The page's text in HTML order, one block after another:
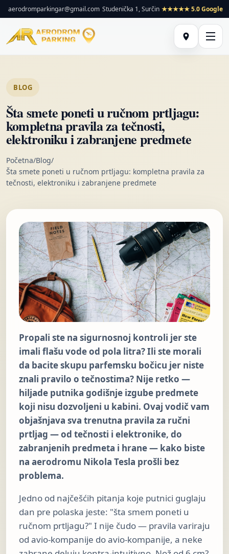
aerodromparkingar@gmail.com Studenička 1, Surčin ★★★★★ 5.0 Google
BLOG
Šta smete poneti u ručnom prtljagu:
kompletna pravila za tečnosti,
elektroniku i zabranjene predmete
Početna/Blog/
Šta smete poneti u ručnom prtljagu: kompletna pravila za
tečnosti, elektroniku i zabranjene predmete
Propali ste na sigurnosnoj kontroli jer ste
imali flašu vode od pola litra? Ili ste morali
da bacite skupu parfemsku bočicu jer niste
znali pravilo o tečnostima? Nije retko —
hiljade putnika godišnje izgube predmete
koji nisu dozvoljeni u kabini. Ovaj vodič vam
objašnjava sva trenutna pravila za ručni
prtljag — od tečnosti i elektronike, do
zabranjenih predmeta i hrane — kako biste
na aerodromu Nikola Tesla prošli bez
problema.
Jedno od najčešćih pitanja koje putnici guglaju
dan pre polaska jeste: "šta smem poneti u
ručnom prtljagu?" I nije čudo — pravila variraju
od avio-kompanije do avio-kompanije, a neke